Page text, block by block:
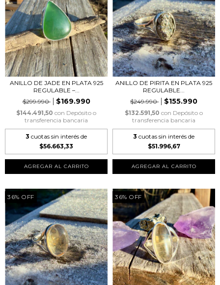
ANILLO DE JADE EN PLATA 925
REGULABLE –...
$299.990
$169.990
$144.491,50 con Depósito o
transferencia bancaria
3 cuotas sin interés de
$56.663,33
ANILLO DE PIRITA EN PLATA 925
REGULABLE...
$249.990
$155.990
$132.591,50 con Depósito o
transferencia bancaria
3 cuotas sin interés de
$51.996,67
36% OFF 36% OFF